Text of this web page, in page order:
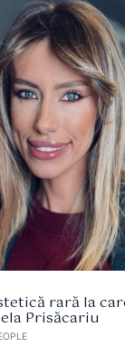
rară la
Prisăcariu